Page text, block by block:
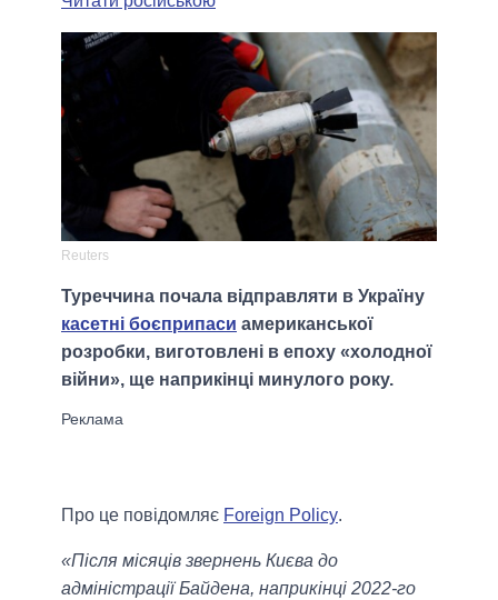
Reuters
Туреччина почала відправляти в Україну
касетні боєприпаси американської
розробки, виготовлені в епоху «холодної
війни», ще наприкінці минулого року.
Про це повідомляє Foreign Policy.
«Після місяців звернень Києва до
адміністрації Байдена, наприкінці 2022-го